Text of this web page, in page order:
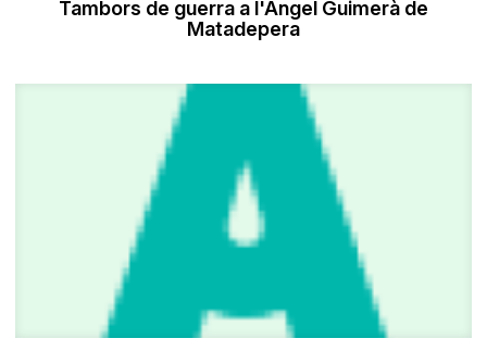
Tambors de guerra a l'Àngel Guimerà de
Matadepera